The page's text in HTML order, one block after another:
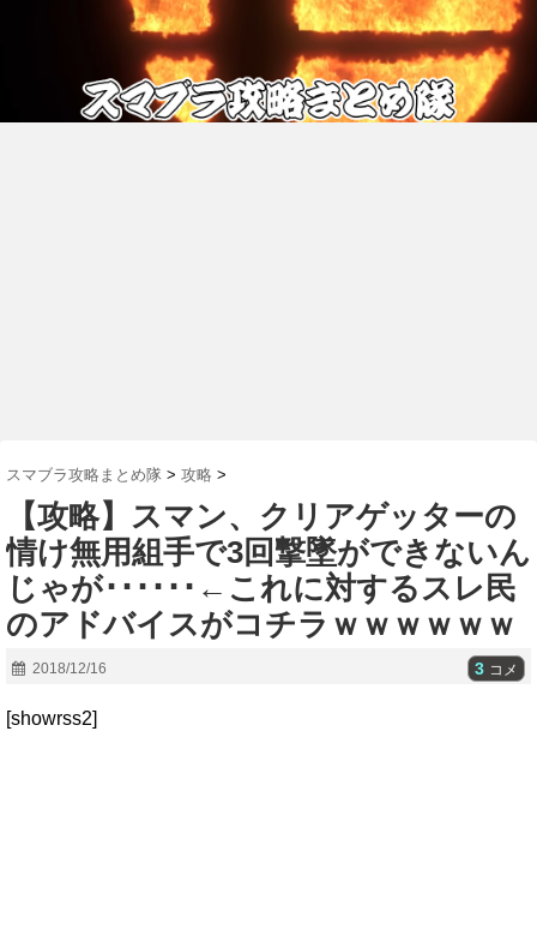
スマブラ攻略まとめ隊 > 攻略 >
【攻略】スマン、クリアゲッターの
情け無用組手で3回撃墜ができないん
じゃが･･････←これに対するスレ民
のアドバイスがコチラｗｗｗｗｗｗ
2018/12/16 3 コメ
[showrss2]